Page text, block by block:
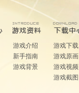
游戏介绍
新手指南
游戏背景
游戏下载
游戏原画
游戏视频
游戏截图